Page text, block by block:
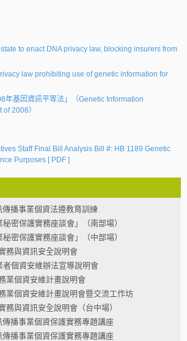
to enact DNA privacy law, blocking insurers from
law prohibiting use of genetic information for
年基因資訊平等法」（Genetic Information
2008）
Staff Final Bill Analysis Bill #: HB 1189 Genetic
Purposes [ PDF ]
傳播事業個資法遵教育訓練
密保護實務座談會」（南部場）
密保護實務座談會」（中部場）
務與資訊安全說明會
者個資安維辦法宣導說明會
業個資安維計畫說明會
業個資安維計畫說明會暨交流工作坊
務與資訊安全說明會（台中場）
傳播事業個資保護實務專題講座
傳播事業個資保護實務專題講座